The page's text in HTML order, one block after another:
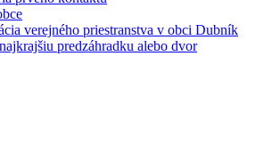
verejného priestranstva v obci Dubník
predzáhradku alebo dvor